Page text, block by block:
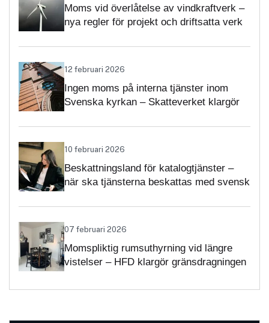
Moms vid överlåtelse av vindkraftverk –
nya regler för projekt och driftsatta verk
12 februari 2026
Ingen moms på interna tjänster inom
Svenska kyrkan – Skatteverket klargör
10 februari 2026
Beskattningsland för katalogtjänster –
när ska tjänsterna beskattas med svensk
07 februari 2026
Momspliktig rumsuthyrning vid längre
vistelser – HFD klargör gränsdragningen